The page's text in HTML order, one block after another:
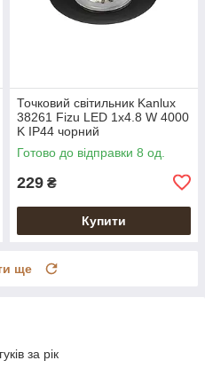
Точковий світильник Kanlux
38261 Fizu LED 1x4.8 W 4000
K IP44 чорний
Готово до відправки 8 од.
229 ₴
Купити
ще
за рік